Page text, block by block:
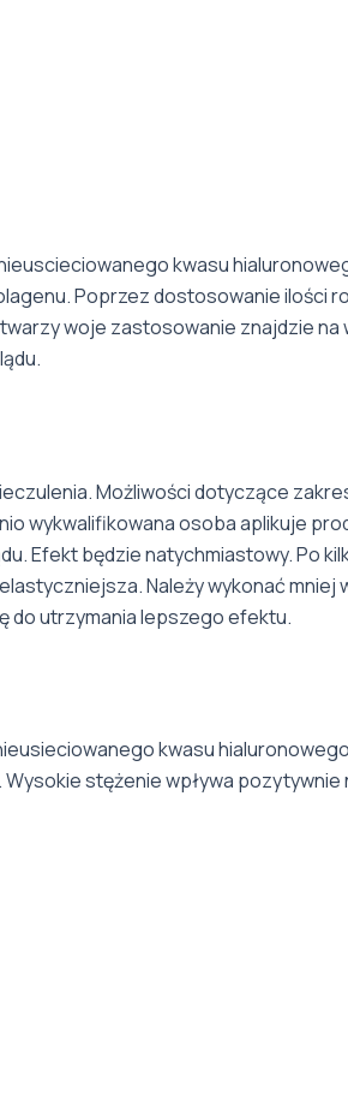
kwasu
Poprzez dostosowanie ilości
woje zastosowanie znajdzie
Możliwości dotyczące
wykwalifikowana osoba aplikuje
Efekt będzie natychmiastowy. Po
Należy wykonać
do utrzymania lepszego efektu.
kwasu
stężenie wpływa